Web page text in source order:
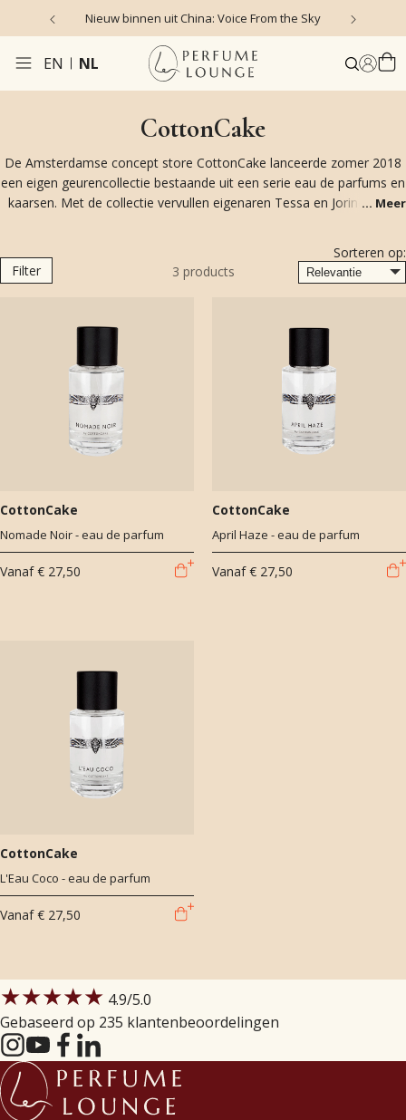
Nieuw binnen uit China: Voice From the Sky
EN NL
CottonCake
De Amsterdamse concept store CottonCake lanceerde zomer 2018
een eigen geurencollectie bestaande uit een serie eau de parfums en
kaarsen. Met de collectie vervullen eigenaren Tessa en Jorinde hun
geuren die zijn geïnspireerd op hun persoonlijke droomreizen.
Vertaald door parfum designer Tanja Deurloo naar 5 prachtige scent
... Meer
Filter 3 products
Sorteren op:
CottonCake
Nomade Noir - eau de parfum
Vanaf € 27,50
CottonCake
April Haze - eau de parfum
Vanaf € 27,50
CottonCake
L'Eau Coco - eau de parfum
Vanaf € 27,50
★★★★★ 4.9/5.0
Gebaseerd op 235 klantenbeoordelingen